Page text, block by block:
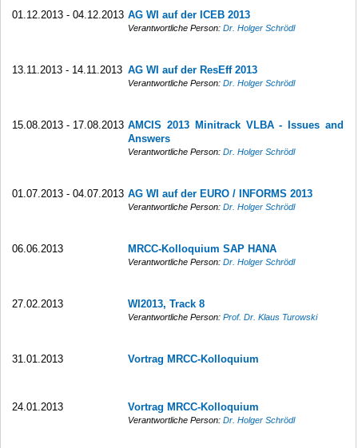
01.12.2013 - 04.12.2013 AG WI auf der ICEB 2013
Verantwortliche Person:Dr. Holger Schrödl
13.11.2013 - 14.11.2013 AG WI auf der ResEff 2013
Verantwortliche Person:Dr. Holger Schrödl
15.08.2013 - 17.08.2013 AMCIS 2013 Minitrack VLBA - Issues and
Answers
Verantwortliche Person:Dr. Holger Schrödl
01.07.2013 - 04.07.2013 AG WI auf der EURO / INFORMS 2013
Verantwortliche Person:Dr. Holger Schrödl
06.06.2013 MRCC-Kolloquium SAP HANA
Verantwortliche Person:Dr. Holger Schrödl
27.02.2013 WI2013, Track 8
Verantwortliche Person:Prof. Dr. Klaus Turowski
31.01.2013 Vortrag MRCC-Kolloquium
24.01.2013 Vortrag MRCC-Kolloquium
Verantwortliche Person:Dr. Holger Schrödl